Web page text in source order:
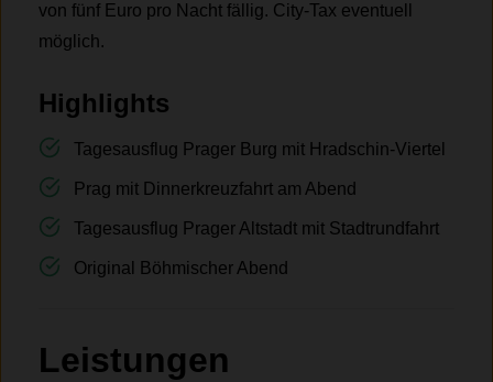
von fünf Euro pro Nacht fällig. City-Tax eventuell
möglich.
Highlights
Tagesausflug Prager Burg mit Hradschin-Viertel
Prag mit Dinnerkreuzfahrt am Abend
Tagesausflug Prager Altstadt mit Stadtrundfahrt
Original Böhmischer Abend
Leistungen